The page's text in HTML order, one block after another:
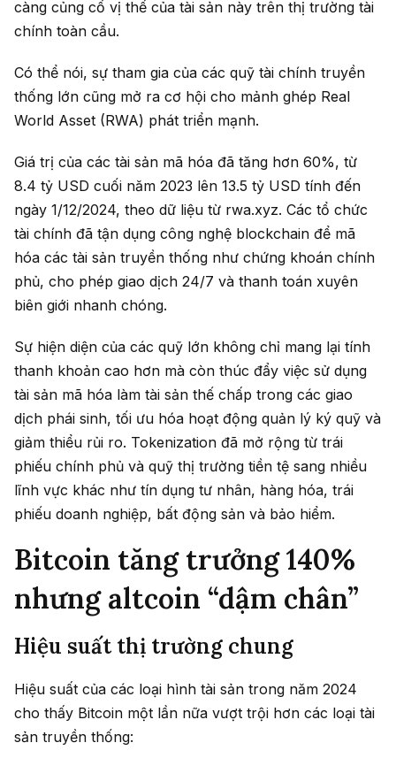
càng củng cố vị thế của tài sản này trên thị trường tài
chính toàn cầu.
Có thể nói, sự tham gia của các quỹ tài chính truyền
thống lớn cũng mở ra cơ hội cho mảnh ghép Real
World Asset (RWA) phát triển mạnh.
Giá trị của các tài sản mã hóa đã tăng hơn 60%, từ
8.4 tỷ USD cuối năm 2023 lên 13.5 tỷ USD tính đến
ngày 1/12/2024, theo dữ liệu từ rwa.xyz. Các tổ chức
tài chính đã tận dụng công nghệ blockchain để mã
hóa các tài sản truyền thống như chứng khoán chính
phủ, cho phép giao dịch 24/7 và thanh toán xuyên
biên giới nhanh chóng.
Sự hiện diện của các quỹ lớn không chỉ mang lại tính
thanh khoản cao hơn mà còn thúc đẩy việc sử dụng
tài sản mã hóa làm tài sản thế chấp trong các giao
dịch phái sinh, tối ưu hóa hoạt động quản lý ký quỹ và
giảm thiểu rủi ro. Tokenization đã mở rộng từ trái
phiếu chính phủ và quỹ thị trường tiền tệ sang nhiều
lĩnh vực khác như tín dụng tư nhân, hàng hóa, trái
phiếu doanh nghiệp, bất động sản và bảo hiểm.
Bitcoin tăng trưởng 140%
nhưng altcoin “dậm chân”
Hiệu suất thị trường chung
Hiệu suất của các loại hình tài sản trong năm 2024
cho thấy Bitcoin một lần nữa vượt trội hơn các loại tài
sản truyền thống: